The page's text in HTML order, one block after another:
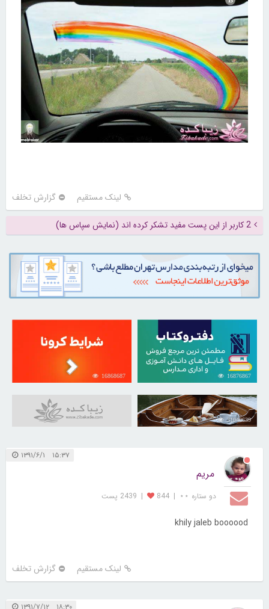
لینک مستقیم گزارش تخلف
2 کاربر از این پست مفید تشکر کرده اند (نمایش سپاس ها)
16876867
16868687
31040639
۱۵:۳۷ ۱۳۹۱/۶/۱
مریم
دو ستاره ⋆⋆ |
844
| 2439 پست
khily jaleb boooood
لینک مستقیم گزارش تخلف